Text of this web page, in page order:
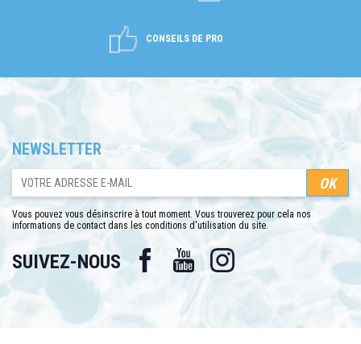
CONSEILS DE PRO
NEWSLETTER
Vous pouvez vous désinscrire à tout moment. Vous trouverez pour cela nos
informations de contact dans les conditions d'utilisation du site.
SUIVEZ-NOUS Facebook YouTube Instagram